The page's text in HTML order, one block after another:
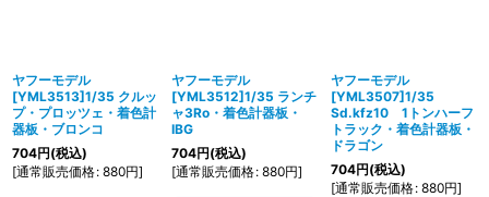
ヤフーモデル
[YML3513]1/35 クルッ
プ・プロッツェ・着色計
器板・ブロンコ
704円(税込)
[通常販売価格: 880円]
ヤフーモデル
[YML3512]1/35 ランチ
ャ3Ro・着色計器板・
IBG
704円(税込)
[通常販売価格: 880円]
ヤフーモデル
[YML3507]1/35
Sd.kfz10 1トンハーフ
トラック・着色計器板・
ドラゴン
704円(税込)
[通常販売価格: 880円]